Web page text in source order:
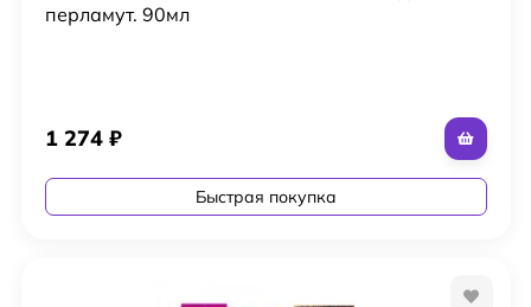
перламут. 90мл
1 274 ₽
Быстрая покупка